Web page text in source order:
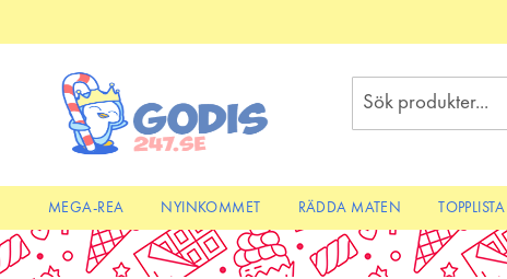
to
MEGA-REA NYINKOMMET RÄDDA MATEN TOPPLISTA